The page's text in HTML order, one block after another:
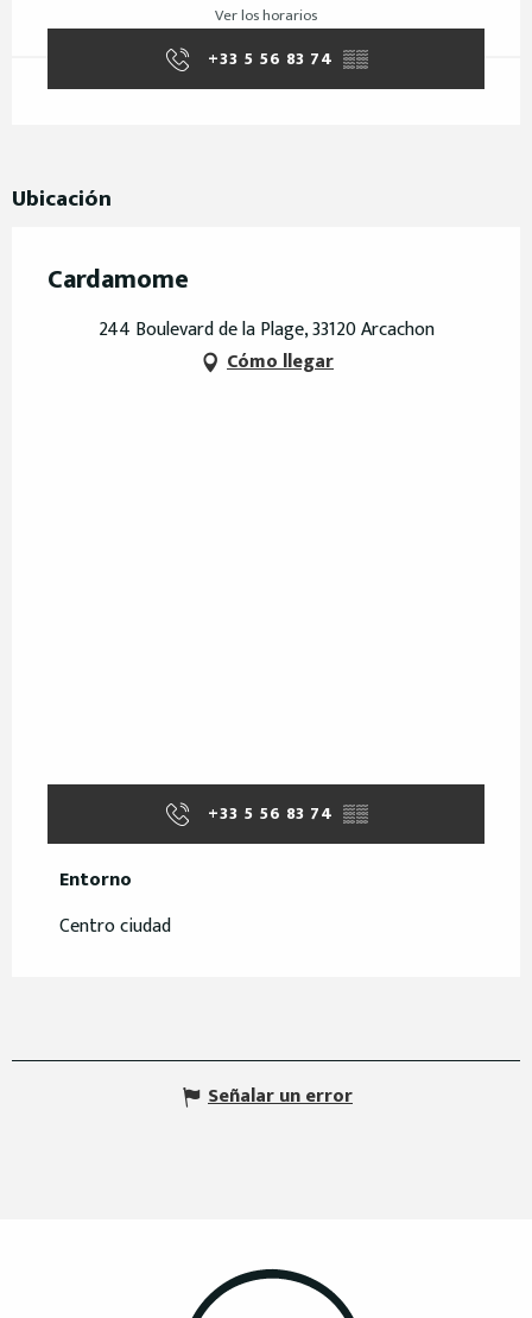
Ver los horarios
+33 5 56 83 74 ▒▒
Ubicación
Cardamome
244 Boulevard de la Plage, 33120 Arcachon
Cómo llegar
+33 5 56 83 74 ▒▒
Entorno
Entorno
Centro ciudad
Señalar un error